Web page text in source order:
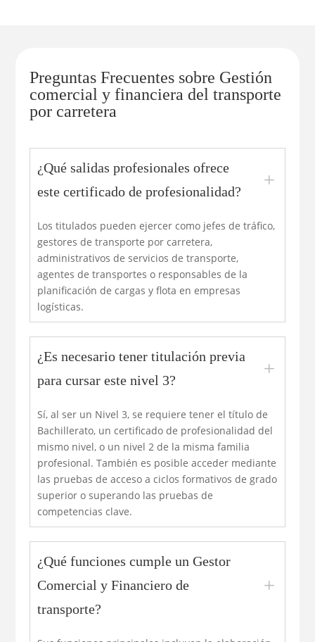
Preguntas Frecuentes sobre Gestión
comercial y financiera del transporte
por carretera
¿Qué salidas profesionales ofrece
este certificado de profesionalidad?
L
Los titulados pueden ejercer como jefes de tráfico,
gestores de transporte por carretera,
administrativos de servicios de transporte,
agentes de transportes o responsables de la
planificación de cargas y flota en empresas
logísticas.
¿Es necesario tener titulación previa
para cursar este nivel 3?
L
Sí, al ser un Nivel 3, se requiere tener el título de
Bachillerato, un certificado de profesionalidad del
mismo nivel, o un nivel 2 de la misma familia
profesional. También es posible acceder mediante
las pruebas de acceso a ciclos formativos de grado
superior o superando las pruebas de
competencias clave.
¿Qué funciones cumple un Gestor
Comercial y Financiero de
transporte?
L